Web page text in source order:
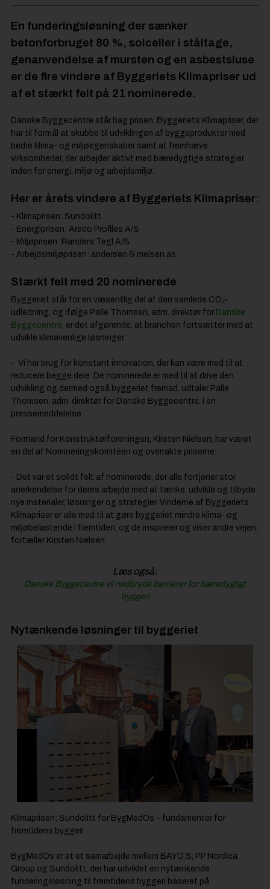
En funderingsløsning der sænker
betonforbruget 80 %, solceller i ståltage,
genanvendelse af mursten og en asbestsluse
er de fire vindere af Byggeriets Klimapriser ud
af et stærkt felt på 21 nominerede.
Danske Byggecentre står bag prisen, Byggeriets Klimapriser, der
har til formål at skubbe til udviklingen af byggeprodukter med
bedre klima- og miljøegenskaber samt at fremhæve
virksomheder, der arbejder aktivt med bæredygtige strategier
inden for energi, miljø og arbejdsmiljø.
Her er årets vindere af Byggeriets Klimapriser:
- Klimaprisen: Sundolitt
- Energiprisen: Areco Profiles A/S
- Miljøprisen: Randers Tegl A/S
- Arbejdsmiljøprisen: andersen & nielsen as
Stærkt felt med 20 nominerede
Byggeriet står for en væsentlig del af den samlede CO₂-
udledning, og ifølge Palle Thomsen, adm. direktør for Danske
Byggecentre , er det afgørende, at branchen fortsætter med at
udvikle klimavenlige løsninger:
- Vi har brug for konstant innovation, der kan være med til at
reducere begge dele. De nominerede er med til at drive den
udvikling og dermed også byggeriet fremad, udtaler Palle
Thomsen, adm. direktør for Danske Byggecentre, i en
pressemeddelelse.
Formand for Konstruktørforeningen, Kirsten Nielsen, har været
en del af Nomineringskomitéen og overrakte priserne.
- Det var et solidt felt af nominerede, der alle fortjener stor
anerkendelse for deres arbejde med at tænke, udvikle og tilbyde
nye materialer, løsninger og strategier. Vinderne af Byggeriets
Klimapriser er alle med til at gøre byggeriet mindre klima- og
miljøbelastende i fremtiden, og de inspirerer og viser andre vejen,
fortæller Kirsten Nielsen.
Læs også:
Danske Byggecentre vil nedbryde barrierer for bæredygtigt
byggeri
Nytænkende løsninger til byggeriet
Klimaprisen: Sundolitt for BygMedOs – fundamenter for
fremtidens byggeri
BygMedOs er et et samarbejde mellem BAYO.S, PP Nordica
Group og Sundolitt, der har udviklet en nytænkende
funderingsløsning til fremtidens byggeri baseret på